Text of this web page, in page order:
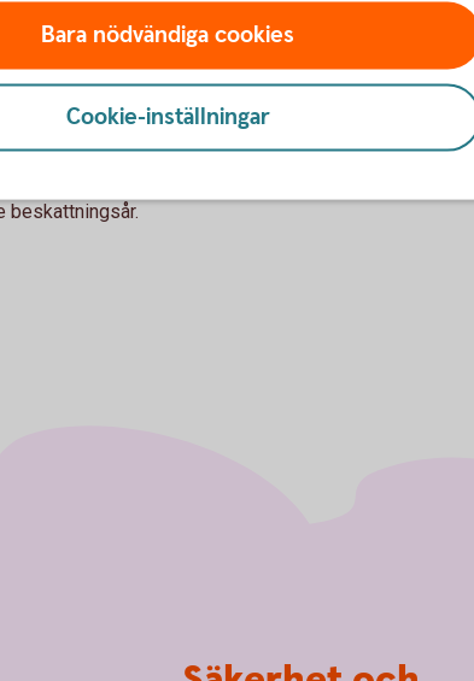
är skattepliktigt.
beskattningsår.
Bara nödvändiga cookies
Cookie-inställningar